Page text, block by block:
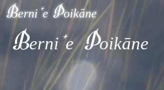
Berni *ePoikāne
Berni *e Poikāne